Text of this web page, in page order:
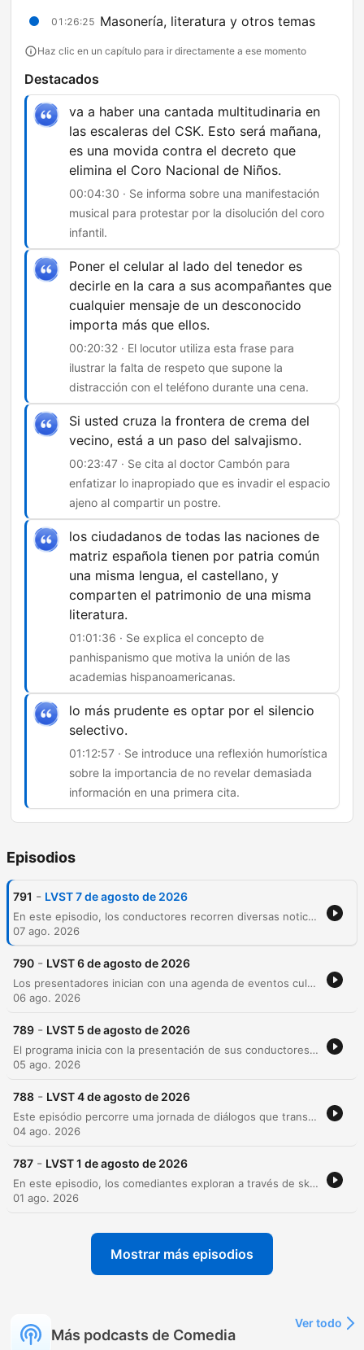
01:26:25 Masonería, literatura y otros temas
Haz clic en un capítulo para ir directamente a ese momento
Destacados
va a haber una cantada multitudinaria en
las escaleras del CSK. Esto será mañana,
es una movida contra el decreto que
elimina el Coro Nacional de Niños.
00:04:30 · Se informa sobre una manifestación
musical para protestar por la disolución del coro
infantil.
Poner el celular al lado del tenedor es
decirle en la cara a sus acompañantes que
cualquier mensaje de un desconocido
importa más que ellos.
00:20:32 · El locutor utiliza esta frase para
ilustrar la falta de respeto que supone la
distracción con el teléfono durante una cena.
Si usted cruza la frontera de crema del
vecino, está a un paso del salvajismo.
00:23:47 · Se cita al doctor Cambón para
enfatizar lo inapropiado que es invadir el espacio
ajeno al compartir un postre.
los ciudadanos de todas las naciones de
matriz española tienen por patria común
una misma lengua, el castellano, y
comparten el patrimonio de una misma
literatura.
01:01:36 · Se explica el concepto de
panhispanismo que motiva la unión de las
academias hispanoamericanas.
lo más prudente es optar por el silencio
selectivo.
01:12:57 · Se introduce una reflexión humorística
sobre la importancia de no revelar demasiada
información en una primera cita.
Episodios
791 - LVST 7 de agosto de 2026
En este episodio, los conductores recorren diversas noticias culturales, desde el 25 aniversario de la banda Nube 9 y las protestas por el Coro Nacional de Niños, hasta una reseña histórica sobre la Real Academia Española. A través de un tono humorístico, se analizan las normas de etiqueta en la mesa según el doctor Cambón, abordando desde el uso del celular hasta el manejo de cubiertos. El programa concluye con reflexiones sobre qué secretos ocultar en una primera cita y una charla surrealista sobre espionaje.
07 ago. 2026
790 - LVST 6 de agosto de 2026
Los presentadores inician con una agenda de eventos culturales y un análisis humorístico sobre hábitos de higiene personal, abordando desde el cuidado del cabello hasta la limpieza de pies y anteojos. La charla transita hacia temas históricos, explorando las catástrofes del año 536, para finalizar con un repaso por los peligros laborales en la construcción y la interacción con la audiencia.
06 ago. 2026
789 - LVST 5 de agosto de 2026
El programa inicia con la presentación de sus conductores y el anuncio de próximos eventos culturales en La Trastienda, el Teatro Helios y el Antel Arena. A través de un tono humorístico, se explora el desafío que representa para los habitantes de la ciudad participar en festivales de doma, analizando desde el reglamento y la vestimenta hasta las tradiciones del mate y el entrenamiento. Posteriormente, el episodio aborda un debate histórico sobre la verdadera autoría de las obras de William Shakespeare, examinando diversas teorías conspirativas. El programa concluye con una sección de interacción con los oyentes y una parodia cómica sobre las complicaciones y situaciones estresantes de los viajes familiares en automóvil.
05 ago. 2026
788 - LVST 4 de agosto de 2026
Este episódio percorre uma jornada de diálogos que transitam entre o surrealismo cômico e a nostalgia histórica. A conversa inicia com discussões absurdas sobre a escolha de carnes para churrascos, abordando desde critérios bizarros de seleção até dietas alternativas inusitadas. A narrativa evolui para memórias de confeitaria artesanal e técnicas de cultivo, antes de mergulhar na exploração histórica da poesia na China durante a dinastia Tang, focando na vida do poeta Li Po. O episódio encerra com reflexões sobre segurança doméstica, manutenção de portas e memórias pessoais sobre consultórios de psicanálise e trajetórias de vida.
04 ago. 2026
787 - LVST 1 de agosto de 2026
En este episodio, los comediantes exploran a través de sketches cómicos la conflictiva relación entre padres e hijos adolescentes, abordando el choque generacional, la vestimenta y el uso de lenguaje obsoleto. La sátira continúa analizando diversas situaciones sociales y familiares, desde la intrusión parental hasta conflictos escolares. Posteriormente, el programa transita hacia la narración de la leyenda del Holandés Errante y sus avistamientos históricos, para finalmente discutir con humor los desafíos logísticos y sociales de organizar fiestas en casa, incluyendo temas como el presupuesto, la gestión de invitados y las posibles complicaciones con los vecinos.
01 ago. 2026
Mostrar más episodios
Más podcasts de Comedia
Ver todo